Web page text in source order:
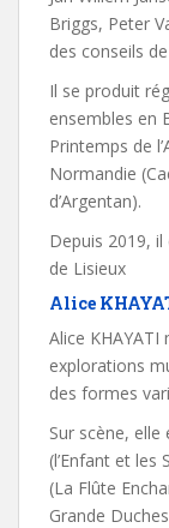
Briggs, Peter
des conseils
Il se produit
ensembles en
Printemps de
Normandie
d’Argentan).
Depuis 2019,
de Lisieux
Alice
Alice
explorations
des formes
Sur scène, elle
(l’Enfant et
(La Flûte
Grande